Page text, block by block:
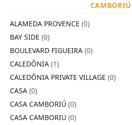
CAMBORIÚ
ALAMEDA PROVENCE (0)
BAY SIDE (0)
BOULEVARD FIGUEIRA (0)
CALEDÔNIA (1)
CALEDÔNIA PRIVATE VILLAGE (0)
CASA (0)
CASA CAMBORIÚ (0)
CASA CAMBORIU (0)